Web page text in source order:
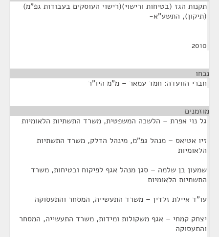
תקנות הגז (בטיחות ורישוי)(רישוי העוסקים בעבודות גפ"מ)
(תיקון), התשע"א-
2010
נכחו
חברי הוועדה: חמד עמאר – מ"מ היו"ר
מוזמנים
גל נוי אפרת – הלשכה המשפטית, משרד התשתיות הלאומיות
זיו אטיאס – מנהל גפ"מ, מינהל הדלק, משרד התשתיות
הלאומיות
שמעון בן שלמה – סגן מנהל אגף לפיקוח ובטיחות, משרד
התשתיות הלאומיות
עו"ד איילת זלדין – משרד התעשייה, המסחר והתעסוקה
יצחק קמחי – אגף משקולות ומידות, משרד התעשייה, המסחר
והתעסוקה